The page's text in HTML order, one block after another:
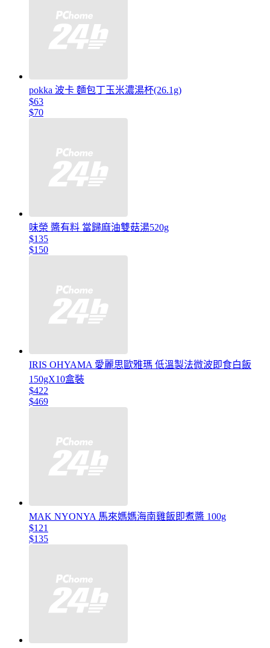
pokka 波卡 麵包丁玉米濃湯杯(26.1g)
$63
$70
味榮 醬有料 當歸麻油雙菇湯520g
$135
$150
IRIS OHYAMA 愛麗思歐雅瑪 低溫製法微波即食白飯
150gX10盒裝
$422
$469
MAK NYONYA 馬來媽媽海南雞飯即煮醬 100g
$121
$135